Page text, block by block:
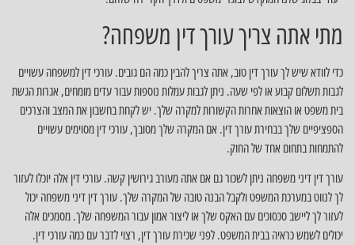
מתי אתה צריך עורך דין משפחה?
כדי לוודא שיש לך עורך דין טוב, אתה צריך להבין כמה הם גובים. עורכי דין למשפחה עשויים
לגבות תשלום קבוע או לפי שעה. ניתן לגבות עמלות נוספות עבור עדים מומחים, אגרות הגשת
בית משפט או הוצאות אחרות הקשורות למקרה שלך. יש לקחת בחשבון את המצב והצרכים
הספציפיים שלך בבחירת עורך דין. אם המקרה שלך מסובך, עורכי דין מסוימים עשויים
להתמחות בתחום אחד של החוק.
עורך דין דיני משפחה ניתן לשכור גם אם אתה מעורב גירושין קשה. עורכי דין אלה יוכלו לעזור
לך לנווט במערכת המשפט ולקבל הבנה טובה של המקרה שלך. עורך דין דיני משפחה יכול
לעזור לך ליישב סכסוכים עם האקס שלך או ליצור אמון עבור המשפחה שלך. מסמכים אלה
יכולים לשמש כראיה בבית המשפט. לפני שכירת עורך דין, רצוי לדבר עם כמה עורכי דין.